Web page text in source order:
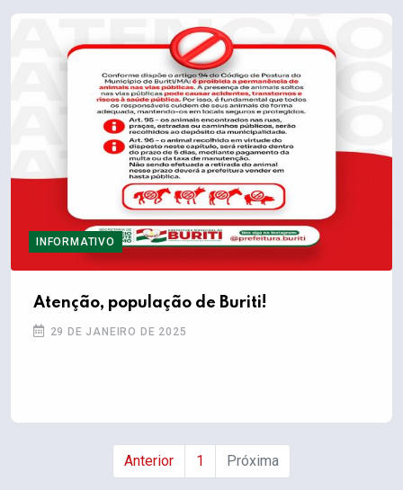
INFORMATIVO
Atenção, população de Buriti!
29 DE JANEIRO DE 2025
Anterior 1 Próxima